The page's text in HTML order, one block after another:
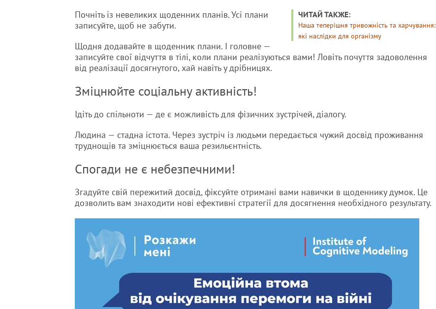
ЧИТАЙ ТАКЖЕ:
Наша теперішня тривожність та харчування:
які наслідки для організму
Почніть із невеликих щоденних планів. Усі плани
записуйте, щоб не забути.
Щодня додавайте в щоденник плани. І головне —
записуйте свої відчуття в тілі, коли плани реалізуються вами! Ловіть почуття задоволення
від реалізації досягнутого, хай навіть у дрібницях.
Зміцнюйте соціальну активність!
Ідіть до спільноти — де є можливість для фізичних зустрічей, діалогу.
Людина — стадна істота. Через зустріч із людьми передається чужий досвід проживання
труднощів та зміцнюється ваша резильєнтність.
Спогади не є небезпечними!
Згадуйте свій пережитий досвід, фіксуйте отримані вами навички в щоденнику думок. Це
дозволить вам знаходити нові ефективні стратегії для досягнення необхідного результату.